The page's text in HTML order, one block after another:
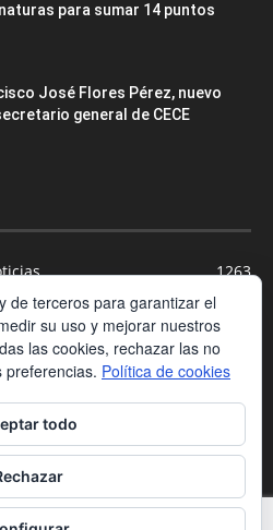
para sumar 14 puntos
José Flores Pérez, nuevo
general de CECE
1263
556
Blog
391
188
de terceros para garantizar el
su uso y mejorar nuestros
las cookies, rechazar las no
preferencias. Política de cookies
todo